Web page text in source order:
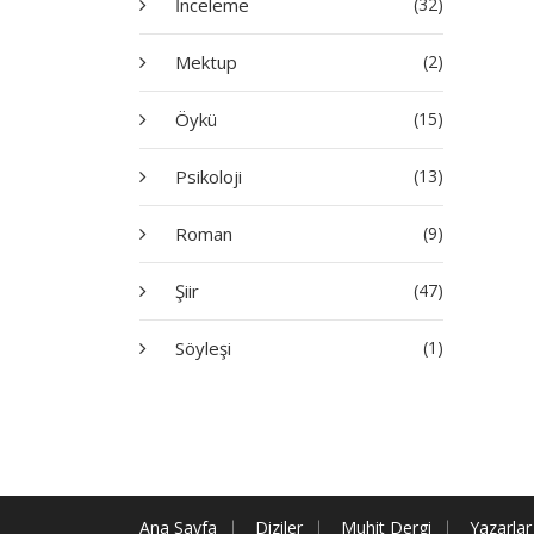
İnceleme
Mektup (2)
Öykü (15)
Psikoloji (13)
Roman (9)
Şiir (47)
Söyleşi (1)
Ana Sayfa Diziler Muhit Dergi Yazarlar